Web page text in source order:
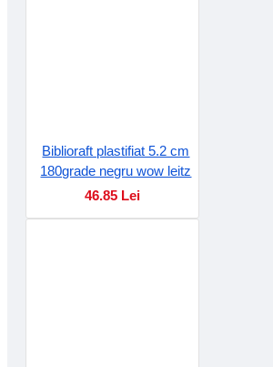
Biblioraft plastifiat 5.2 cm
180grade negru wow leitz
46.85 Lei